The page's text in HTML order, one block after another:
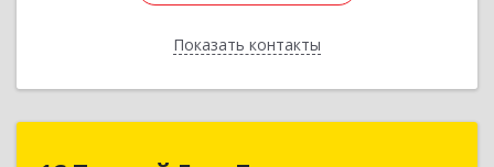
Показать контакты
Назад